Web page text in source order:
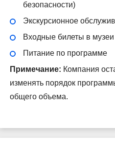
безопасности)
Экскурсионное
Входные билеты в музеи
Питание по программе
Примечание: Компания
изменять порядок
общего объема.